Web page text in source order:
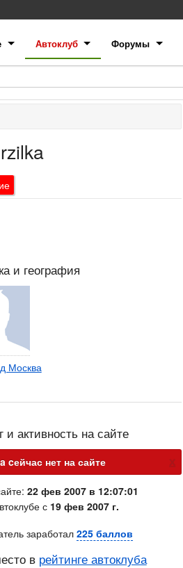
Автоклуб Форумы
и география
Москва
и активность на сайте
cейчас нет на сайте х
22 фев 2007 в 12:07:01
с 19 фев 2007 г.
заработал 225 баллов
в рейтинге автоклуба